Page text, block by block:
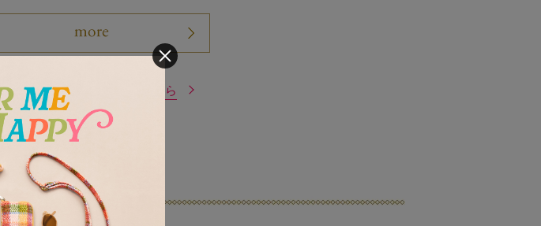
LOVERARY 新着商品はこちら